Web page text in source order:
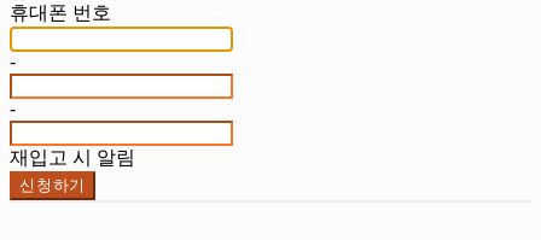
휴대폰 번호
-
-
재입고 시 알림
신청하기